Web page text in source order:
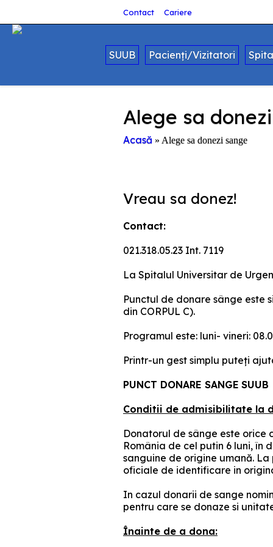
Contact Cariere
SUUB Pacienți/Vizitatori
Alege sa
Acasă » Alege sa donezi sange
Vreau sa donez!
Contact:
021.318.05.23 Int. 7119
La Spitalul Universitar de
Punctul de donare sânge este
din CORPUL C).
Programul este: luni- vineri:
Printr-un gest simplu puteți
PUNCT DONARE SANGE SUUB
Conditii de admisibilitate la
Donatorul de sânge este orice
România de cel putin 6 luni, în
sanguine de origine umană.
oficiale de identificare in
In cazul donarii de sange
pentru care se donaze si
Înainte de a dona: